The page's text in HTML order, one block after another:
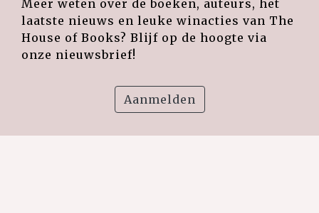
Meer weten over de boeken, auteurs, het
laatste nieuws en leuke winacties van The
House of Books? Blijf op de hoogte via
onze nieuwsbrief!
Aanmelden